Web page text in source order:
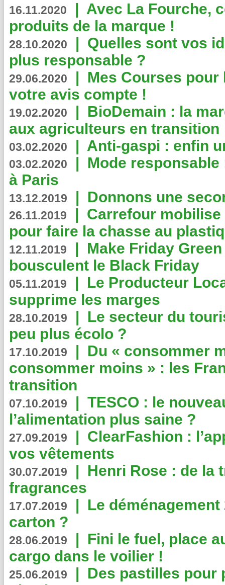
16.11.2020 | Avec La Fourche,
produits de la marque !
28.10.2020 | Quelles sont vos
plus responsable ?
29.06.2020 | Mes Courses pour
votre avis compte !
19.02.2020 | BioDemain : la
aux agriculteurs en transition
03.02.2020 | Anti-gaspi : enfin
03.02.2020 | Mode
à Paris
13.12.2019 | Donnons une
26.11.2019 | Carrefour
pour faire la chasse au
12.11.2019 | Make Friday
bousculent le Black Friday
05.11.2019 | Le Producteur
supprime les marges
28.10.2019 | Le secteur du
peu plus écolo ?
17.10.2019 | Du « consommer
consommer moins » : les
transition
07.10.2019 | TESCO : le
l’alimentation plus saine ?
27.09.2019 | ClearFashion :
vos vêtements
30.07.2019 | Henri Rose : de la
fragrances
17.07.2019 | Le
carton ?
28.06.2019 | Fini le fuel, place
cargo dans le voilier !
25.06.2019 | Des pastilles pour